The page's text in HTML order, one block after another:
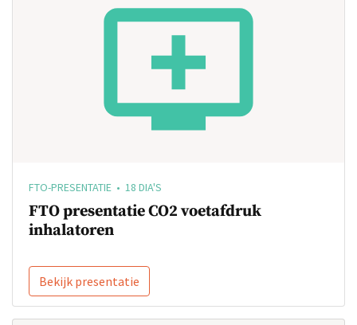
FTO-PRESENTATIE • 18 DIA'S
FTO presentatie CO2 voetafdruk
inhalatoren
Bekijk presentatie